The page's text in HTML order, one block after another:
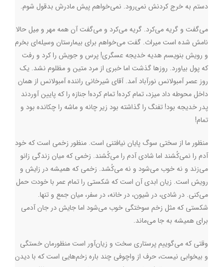
دستم به خرج کردنش نمی‌رود. نمی‌خواهم پیش مادرش بدقول شوم.
می‌گفت و گریه می‌کرد. گریه می‌کرد و می‌گفت آن همه مهر و مِیل حالا
نامش شده است میراث. گفت می‌خواهم برای بیمارستان وسیله‌ای بخرم
و رویش بنویسم هدیه خدیجه عسگری! پرس و جویش را کرد و رفت
که پول بیاورد. روزها گذشت اما خبری از مرد متین و مظلوم نشد. یک
روز عصر آمبولانس نورآباد آمد. آقای شیرخانی راننده آمبولانس از همان
داخل محوطه داد میزد، تمام کرده! تمام کرده! جنازه را که پایین آوردند
پدر خدیجه بود! تفنگ را گذاشته بود زیر چانه و ماشه را چکانده بود و
تمام!
منظور ما از سختی سوگ‌ پایان نیافتنی است. منظور زخمی است که خود
آدم را نمی‌کُشند اما شادی آدم را می‌کُشند. زخمی که میان زندگی زانو
می‌زند و نه خوب می‌شود و نه می‌کُشد. زخمی که همیشه در زایش و
رویش است. زیان‌ ابدی آن است که شکستی را تمام عمر با خودت حمل
می‌کنی. در شادی‌، در شیون، در خانه، در سفر، میان جمع و تنها.
شکستی که مثل زخم سوختگی خوب می‌شود اما جایش در جان آدمی
برای همیشه به جا می‌ماند.
وقتی که می‌گوییم پرستاری سخت و زیان‌آور است منظورمان خستگی
و بیخوابی نیست، حرف از واچوفی چند باره زخم‌هایی است که با دیدن